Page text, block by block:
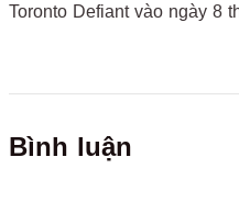
Toronto Defiant vào ngày 8
Bình luận